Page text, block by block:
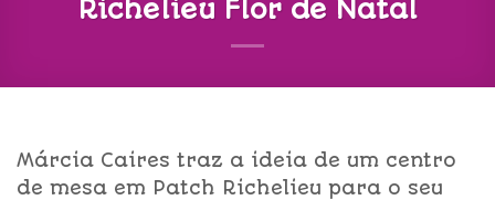
Richelieu Flor de Natal
Márcia Caires traz a ideia de um centro
de mesa em Patch Richelieu para o seu